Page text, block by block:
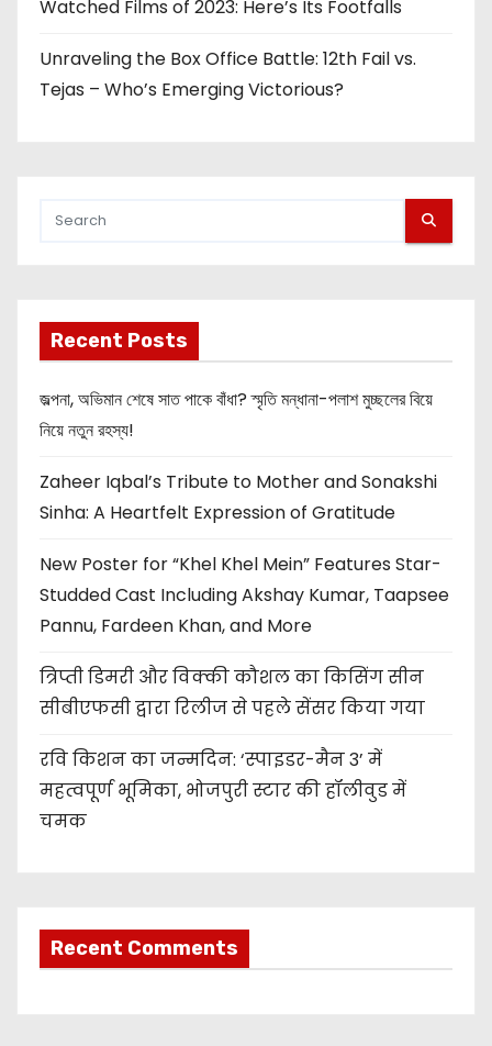
Watched Films of 2023: Here’s Its Footfalls
Unraveling the Box Office Battle: 12th Fail vs.
Tejas – Who’s Emerging Victorious?
Recent Posts
জল্পনা, অভিমান শেষে সাত পাকে বাঁধা? স্মৃতি মন্ধানা-পলাশ মুচ্ছলের বিয়ে
নিয়ে নতুন রহস্য!
Zaheer Iqbal’s Tribute to Mother and Sonakshi
Sinha: A Heartfelt Expression of Gratitude
New Poster for “Khel Khel Mein” Features Star-
Studded Cast Including Akshay Kumar, Taapsee
Pannu, Fardeen Khan, and More
त्रिप्ती डिमरी और विक्की कौशल का किसिंग सीन
सीबीएफसी द्वारा रिलीज से पहले सेंसर किया गया
रवि किशन का जन्मदिन: ‘स्पाइडर-मैन 3’ में
महत्वपूर्ण भूमिका, भोजपुरी स्टार की हॉलीवुड में
चमक
Recent Comments